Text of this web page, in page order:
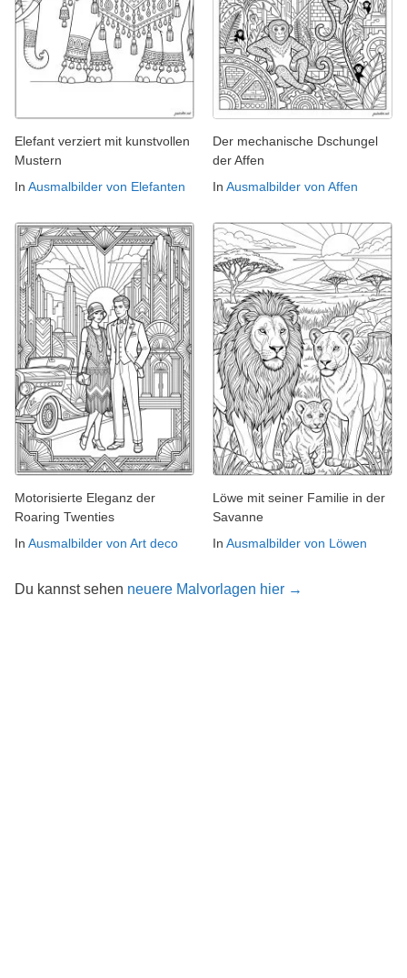
Elefant verziert mit kunstvollen
Mustern
In Ausmalbilder von Elefanten
Der mechanische Dschungel
der Affen
In Ausmalbilder von Affen
Motorisierte Eleganz der
Roaring Twenties
In Ausmalbilder von Art deco
Löwe mit seiner Familie in der
Savanne
In Ausmalbilder von Löwen
Du kannst sehen neuere Malvorlagen hier →